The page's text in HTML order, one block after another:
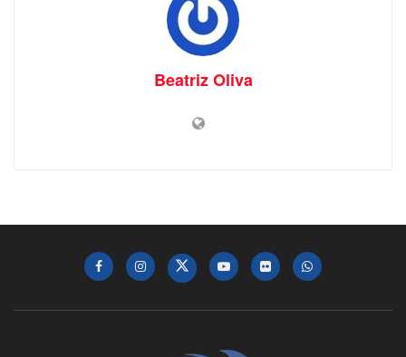
Beatriz Oliva